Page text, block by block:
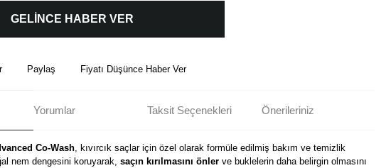
GELİNCE HABER VER
Paylaş Fiyatı Düşünce Haber Ver
Yorumlar Taksit Seçenekleri Önerileriniz
Co-Wash, kıvırcık saçlar için özel olarak formüle edilmiş bakım ve temizlik
nem dengesini koruyarak, saçın kırılmasını önler ve buklelerin daha belirgin olmasını